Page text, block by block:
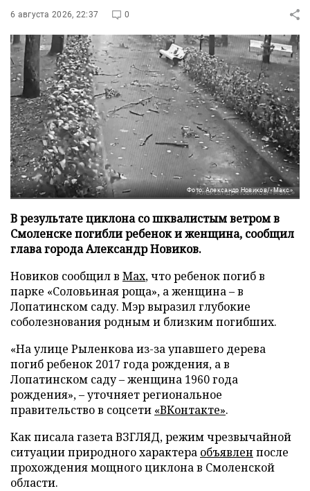
6 августа 2026, 22:37 0
Фото: Александр Новиков/«Макс»
В результате циклона со шквалистым ветром в
Смоленске погибли ребенок и женщина, сообщил
глава города Александр Новиков.
Новиков сообщил в Мах, что ребенок погиб в
парке «Соловьиная роща», а женщина – в
Лопатинском саду. Мэр выразил глубокие
соболезнования родным и близким погибших.
«На улице Рыленкова из-за упавшего дерева
погиб ребенок 2017 года рождения, а в
Лопатинском саду – женщина 1960 года
рождения», – уточняет региональное
правительство в соцсети «ВКонтакте».
Как писала газета ВЗГЛЯД, режим чрезвычайной
ситуации природного характера объявлен после
прохождения мощного циклона в Смоленской
области.